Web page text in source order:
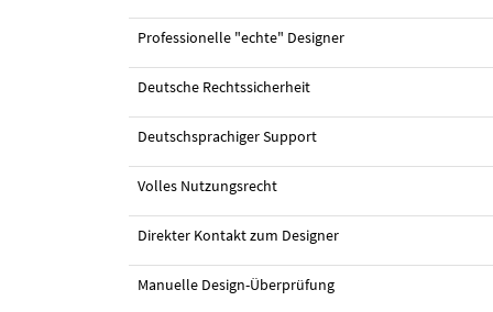
Professionelle "echte" Designer
Deutsche Rechtssicherheit
Deutschsprachiger Support
Volles Nutzungsrecht
Direkter Kontakt zum Designer
Manuelle Design-Überprüfung